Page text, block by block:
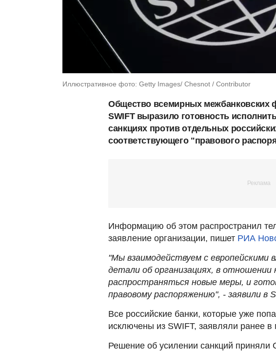
Иллюстративное фото: Getty Images/ Chesnot / Contributor
Общество всемирных межбанковских
SWIFT выразило готовность
санкциях против отдельных
соответствующего "правового
Информацию об этом распространил
заявление организации, пишет РИА
"Мы взаимодействуем с
детали об организациях, в
распространяться новые меры, и
правовому распоряжению", - заявили в
Все российские банки, которые уже
исключены из SWIFT, заявляли ранее в
Решение об усилении санкций